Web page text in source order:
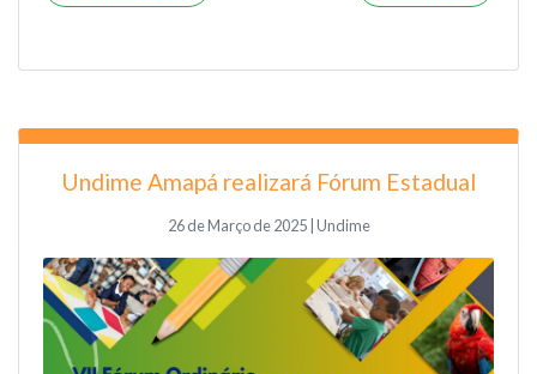
Undime Amapá realizará Fórum Estadual
26 de Março de 2025 | Undime